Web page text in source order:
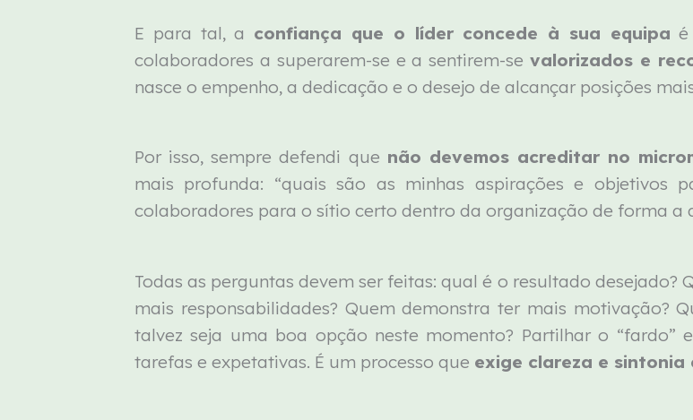
E para tal, a confiança que o líder concede à sua equipa
colaboradores a superarem-se e a sentirem-sevalorizados e
nasce o empenho, a dedicação e o desejo de alcançar posições
Por isso, sempre defendi que não devemos acreditar no
mais profunda: “quais são as minhas aspirações e objetivos
colaboradores para o sítio certo dentro da organização de forma a
Todas as perguntas devem ser feitas: qual é o resultado
mais responsabilidades? Quem demonstra ter mais motivação?
talvez seja uma boa opção neste momento? Partilhar o
tarefas e expetativas. É um processo que exige clareza e